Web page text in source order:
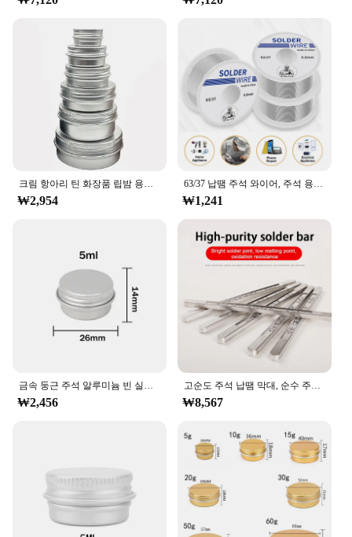
크림 항아리 틴 화장품 립밤 용기, 네일 제거 공예 냄비, 리필 가능한 병 나사, 빈 알루미늄, 10 개
₩2,954
63/37 납땜 주석 와이어, 주석 용융 로진 코어 납땜 와이어 롤, 노 클린 FLUX 2.0% 주석 가용 주석, 0.8mm, 1.0mm
₩1,241
금속 둥근 주석 알루미늄 빈 실버 캔, 나사 뚜껑 밤 포함, 네일 아트 메이크업 크림 항아리 보관함, 5g-100g, 5 개
₩2,456
고순도 주석 납땜 막대, 순수 주석 막대, 무연 납땜 63/47, 저융점 항산화 주석 용접기, 용접 와이어, 250g/400g
₩8,567